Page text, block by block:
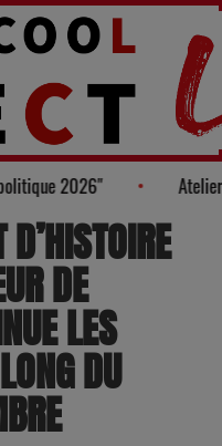
de la politique 2026"
DE
LES
DU